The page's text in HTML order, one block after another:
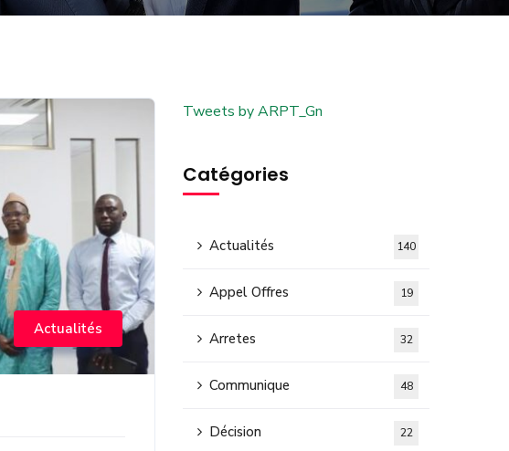
Actualités
Tweets by ARPT_Gn
Catégories
Actualités 140
Appel Offres 19
Arretes 32
Communique 48
Décision 22